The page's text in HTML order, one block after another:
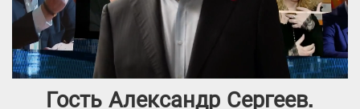
Гость Александр Сергеев.